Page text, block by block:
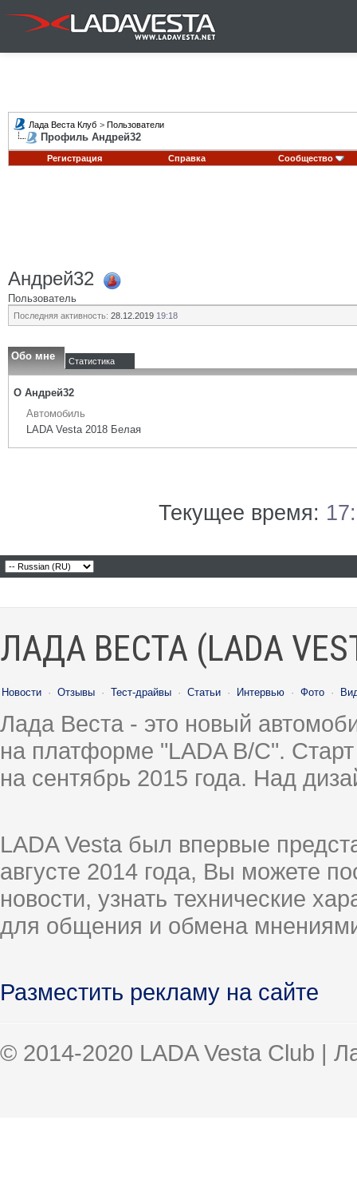
Лада Веста Клуб > Пользователи
Профиль Андрей32
Регистрация Справка Сообщество
Андрей32
Пользователь
Последняя активность: 28.12.2019 19:18
Обо мне Статистика
О Андрей32
Автомобиль
LADA Vesta 2018 Белая
Текущее время:
ЛАДА ВЕСТА (LADA
Новости · Отзывы · Тест-драйвы · Статьи · Интервью · Фото ·
Лада Веста - это новый
на платформе "LADA B/C".
на сентябрь 2015 года. Над
LADA Vesta был впервые
августе 2014 года, Вы можете
новости, узнать технические
для общения и обмена
Разместить рекламу на сайте
© 2014-2020 LADA Vesta Club |